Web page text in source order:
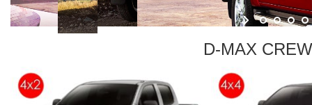
CONTATTI
D-MAX
tracciamento
che
adottiamo
le
funzionalità